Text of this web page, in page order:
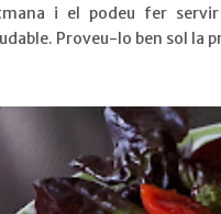
i el podeu fer
Proveu-lo ben sol la